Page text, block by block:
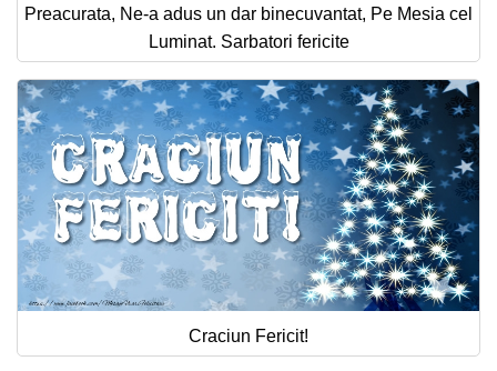
Preacurata, Ne-a adus un dar binecuvantat, Pe Mesia cel
Luminat. Sarbatori fericite
Craciun Fericit!